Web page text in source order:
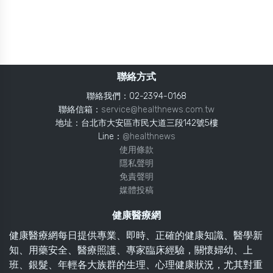
聯絡方式
聯絡我們：02-2394-0168
聯絡信箱： service@healthnews.com.tw
地址：台北市大安區市民大道三段142號5樓
Line： @healthnews
使用條款
隱私聲明
免責聲明
媒體投稿
健康醫療網
健康醫療網每日提供專業、即時、正確的健康知識、醫學新
知、用藥安全、醫療照護、專家臨床經驗，關懷婦幼、上
班、銀髮、年輕各大族群的生理、心理健康狀況，尤其對重